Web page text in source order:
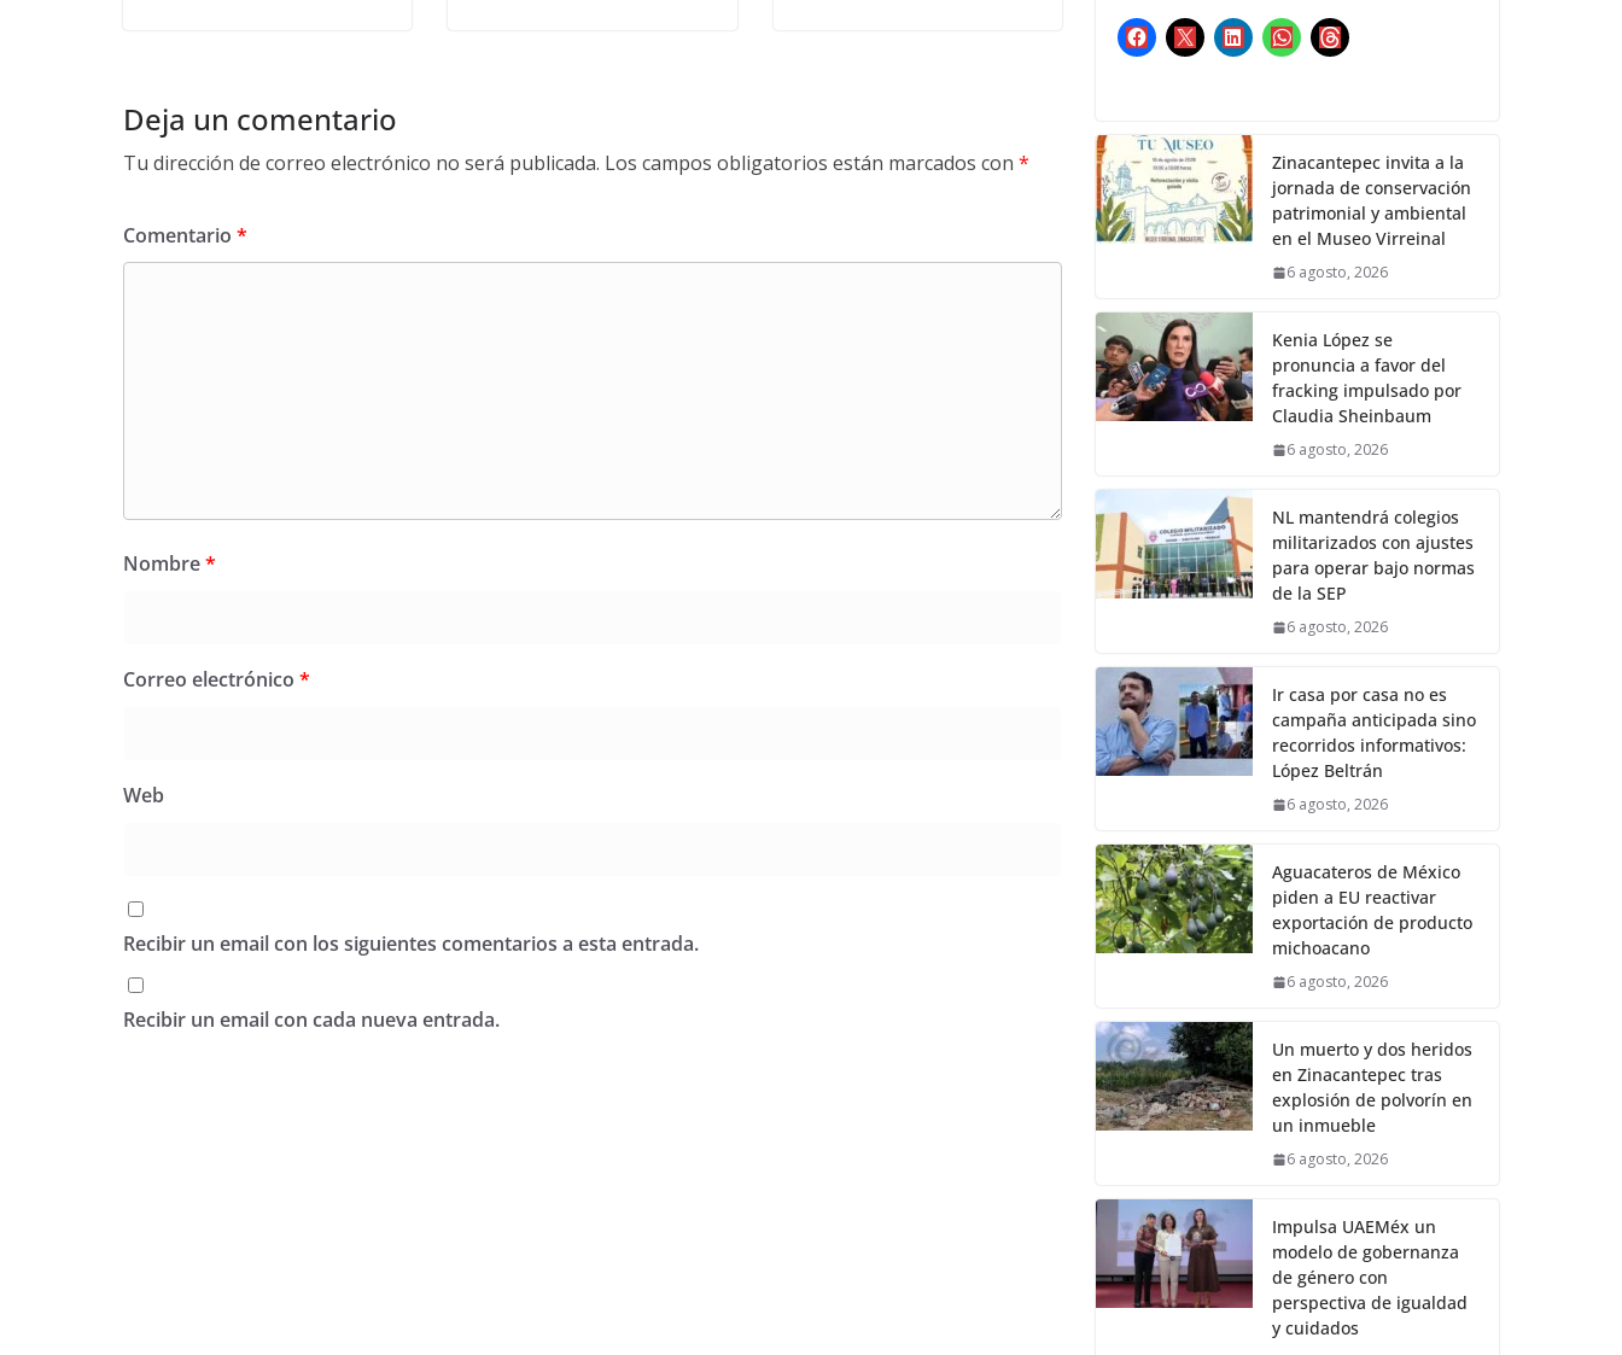
Deja un comentario
Tu dirección de correo electrónico no será publicada. Los campos obligatorios están marcados con *
Comentario *
Nombre*
Correo electrónico *
Web
Recibir un email con los siguientes comentarios a esta entrada.
Recibir un email con cada nueva entrada.
Zinacantepec invita a la
jornada de conservación
patrimonial y ambiental
en el Museo Virreinal
6 agosto, 2026
Kenia López se
pronuncia a favor del
fracking impulsado por
Claudia Sheinbaum
6 agosto, 2026
NL mantendrá colegios
militarizados con ajustes
para operar bajo normas
de la SEP
6 agosto, 2026
Ir casa por casa no es
campaña anticipada sino
recorridos informativos:
López Beltrán
6 agosto, 2026
Aguacateros de México
piden a EU reactivar
exportación de producto
michoacano
6 agosto, 2026
Un muerto y dos heridos
en Zinacantepec tras
explosión de polvorín en
un inmueble
6 agosto, 2026
Impulsa UAEMéx un
modelo de gobernanza
de género con
perspectiva de igualdad
y cuidados